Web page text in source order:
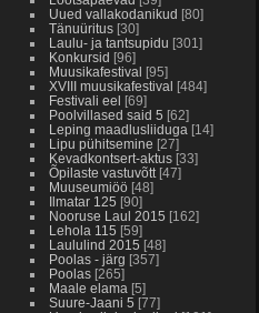
Uued vallakodanikud [80]
Tänuüritus [30]
Laulu- ja tantsupidu [301]
Konkursid [96]
Muusikafestival [95]
XVIII muusikafestival [484]
Festivali eel [69]
Poolvillased said 5 [62]
Leping maadlusliiduga [14]
Lipu pühitsemine [27]
Kevadkontsert-aktus [33]
Õpilaste vastuvõtt [47]
Muuseumiöö [48]
Ilmatar 125 [90]
Nooruse Laul 2015 [162]
Lehola 115 [59]
Laululind 2015 [48]
Poolas - järg [357]
Poolas [265]
Maale elama [5]
Suure-Jaani 5 [77]